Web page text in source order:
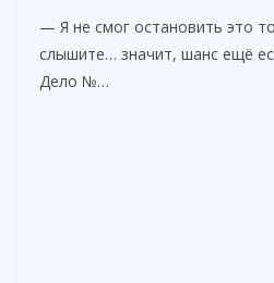
— Я не смог остановить это
слышите… значит, шанс ещё
Дело №…